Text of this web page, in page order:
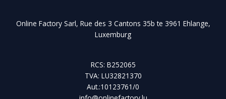
Online Factory Sarl, Rue des 3 Cantons 35b te 3961 Ehlange,
Luxemburg
RCS: B252065
TVA: LU32821370
Aut.:10123761/0